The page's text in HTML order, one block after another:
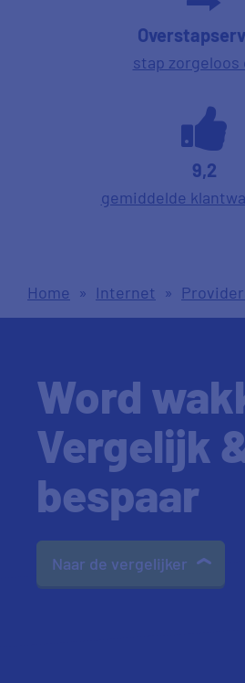
stap zorgeloos
9,2
gemiddelde
Home » Internet »
Word
Vergelijk
bespaar
Naar de vergelijker